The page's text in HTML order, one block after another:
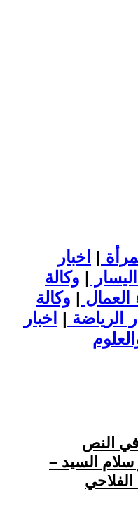
| اخبار
| وكالة
العمال | وكالة
الرياضة | اخبار
في النص
السيد –